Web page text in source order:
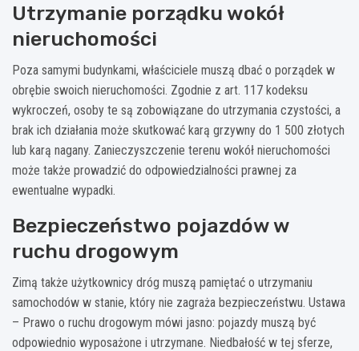
Utrzymanie porządku wokół
nieruchomości
Poza samymi budynkami, właściciele muszą dbać o porządek w
obrębie swoich nieruchomości. Zgodnie z art. 117 kodeksu
wykroczeń, osoby te są zobowiązane do utrzymania czystości, a
brak ich działania może skutkować karą grzywny do 1 500 złotych
lub karą nagany. Zanieczyszczenie terenu wokół nieruchomości
może także prowadzić do odpowiedzialności prawnej za
ewentualne wypadki.
Bezpieczeństwo pojazdów w
ruchu drogowym
Zimą także użytkownicy dróg muszą pamiętać o utrzymaniu
samochodów w stanie, który nie zagraża bezpieczeństwu. Ustawa
– Prawo o ruchu drogowym mówi jasno: pojazdy muszą być
odpowiednio wyposażone i utrzymane. Niedbałość w tej sferze,